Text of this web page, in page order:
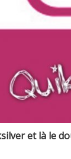
et là le